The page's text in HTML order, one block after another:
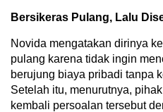
Bersikeras Pulang, Lalu
Novida mengatakan dirinya
pulang karena tidak ingin
berujung biaya pribadi tanpa
Setelah itu, menurutnya,
kembali persoalan tersebut